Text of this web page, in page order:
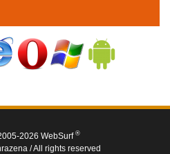
2026 WebSurf ®
/ All rights reserved